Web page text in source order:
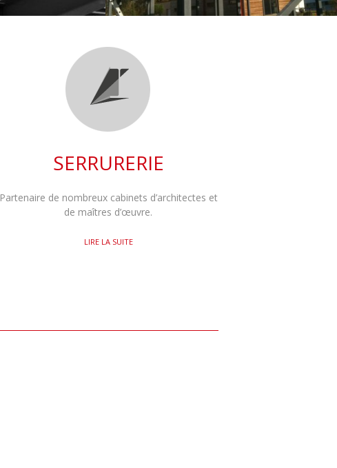
SERRURERIE
Partenaire de nombreux cabinets d’architectes et
de maîtres d’œuvre.
LIRE LA SUITE